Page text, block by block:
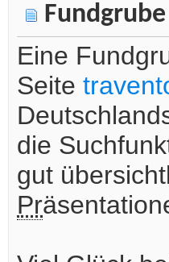
Fundgrube
Eine
Seite
die
gut
Pr